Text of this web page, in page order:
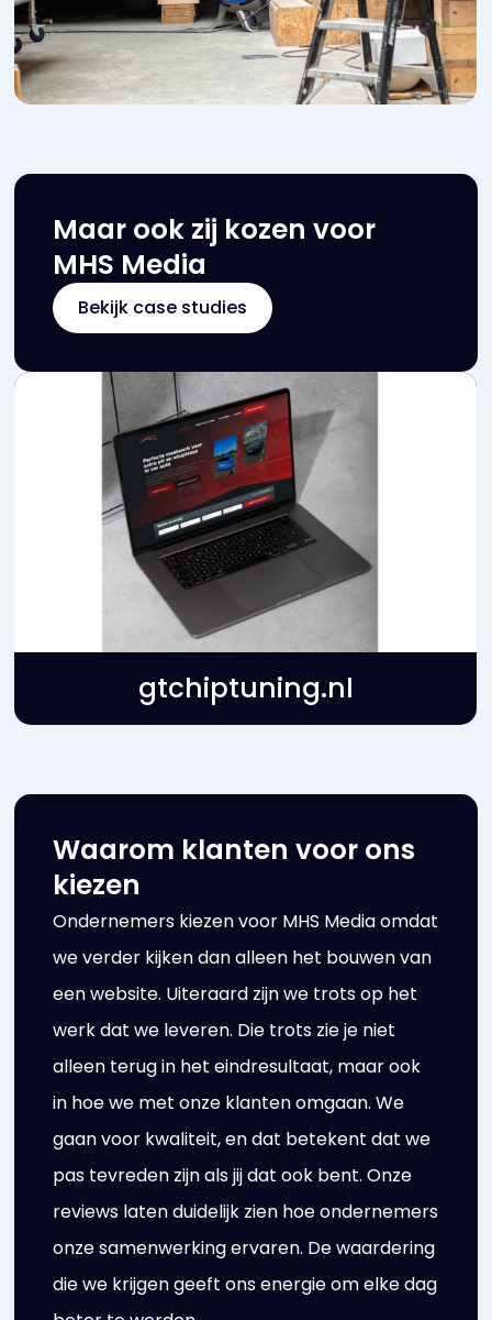
Maar ook zij kozen voor
MHS Media
Bekijk case studies
swingcapital.nl
Waarom klanten voor ons
kiezen
Ondernemers kiezen voor MHS Media omdat
we verder kijken dan alleen het bouwen van
een website. Uiteraard zijn we trots op het
werk dat we leveren. Die trots zie je niet
alleen terug in het eindresultaat, maar ook
in hoe we met onze klanten omgaan. We
gaan voor kwaliteit, en dat betekent dat we
pas tevreden zijn als jij dat ook bent. Onze
reviews laten duidelijk zien hoe ondernemers
onze samenwerking ervaren. De waardering
die we krijgen geeft ons energie om elke dag